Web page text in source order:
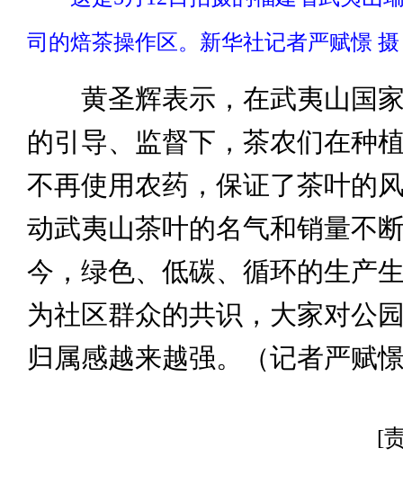
司的焙茶操作区。新华社记者严赋憬 摄
黄圣辉表示，在武夷山国家
的引导、监督下，茶农们在种
不再使用农药，保证了茶叶的
动武夷山茶叶的名气和销量不
今，绿色、低碳、循环的生产
为社区群众的共识，大家对公
归属感越来越强。（记者严赋
[